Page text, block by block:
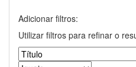
Adicionar filtros:
Utilizar filtros para refinar o